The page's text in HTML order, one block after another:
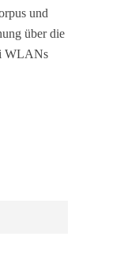
und
über die
WLANs